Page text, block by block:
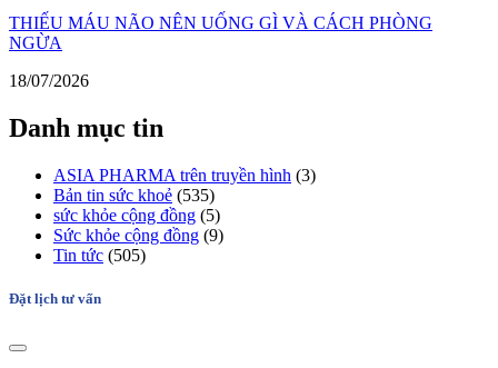
THIẾU MÁU NÃO NÊN UỐNG GÌ VÀ CÁCH PHÒNG
NGỪA
18/07/2026
Danh mục tin
ASIA PHARMA trên truyền hình (3)
Bản tin sức khoẻ (535)
sức khỏe cộng đồng (5)
Sức khỏe cộng đồng (9)
Tin tức (505)
Đặt lịch tư vấn